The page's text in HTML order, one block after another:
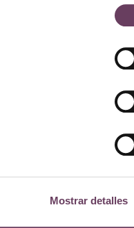
Mostrar detalles